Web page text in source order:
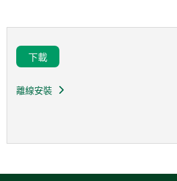
下載
離線安裝